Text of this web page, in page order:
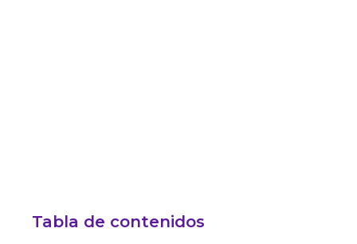
Tabla de contenidos